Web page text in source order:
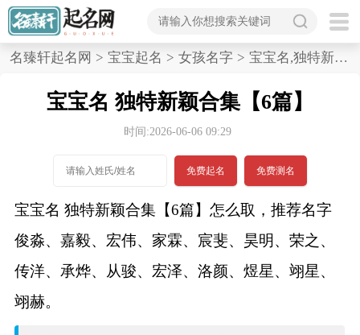
首
名
名臻轩起名网 > 宝宝起名 > 女孩名字 > 宝宝名,独特新颖合集,6篇
宝宝名 独特新颖合集【6篇】
时间:2026-06-06 09:29
免费起名 免费测名
宝宝名 独特新颖合集【6篇】怎么取，推荐名字
俊淼、嘉毅、宏伟、家霖、宸斐、昊明、荣之、
传洋、承烨、从骏、宏泽、洛颜、煜星、翊星、
翊赫。